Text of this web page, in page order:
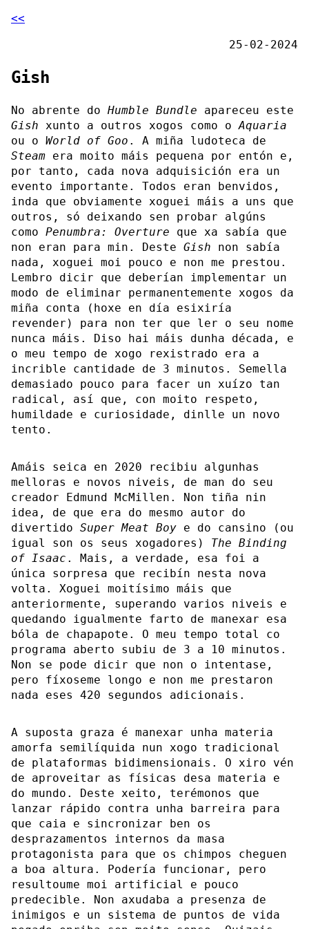
<<
25-02-2024
Gish
No abrente do Humble Bundle apareceu este
Gish xunto a outros xogos como oAquaria
ou o World of Goo . A miña ludoteca de
Steam era moito máis pequena por entón e,
por tanto, cada nova adquisición era un
evento importante. Todos eran benvidos,
inda que obviamente xoguei máis a uns que
outros, só deixando sen probar algúns
como Penumbra: Overture que xa sabía que
non eran para min. Deste Gish non sabía
nada, xoguei moi pouco e non me prestou.
Lembro dicir que deberían implementar un
modo de eliminar permanentemente xogos da
miña conta (hoxe en día esixiría
revender) para non ter que ler o seu nome
nunca máis. Diso hai máis dunha década, e
o meu tempo de xogo rexistrado era a
incrible cantidade de 3 minutos. Semella
demasiado pouco para facer un xuízo tan
radical, así que, con moito respeto,
humildade e curiosidade, dinlle un novo
tento.
Amáis seica en 2020 recibiu algunhas
melloras e novos niveis, de man do seu
creador Edmund McMillen. Non tiña nin
idea, de que era do mesmo autor do
divertido Super Meat Boy e do cansino (ou
igual son os seus xogadores) The Binding
of Isaac . Mais, a verdade, esa foi a
única sorpresa que recibín nesta nova
volta. Xoguei moitísimo máis que
anteriormente, superando varios niveis e
quedando igualmente farto de manexar esa
bóla de chapapote. O meu tempo total co
programa aberto subiu de 3 a 10 minutos.
Non se pode dicir que non o intentase,
pero fíxoseme longo e non me prestaron
nada eses 420 segundos adicionais.
A suposta graza é manexar unha materia
amorfa semilíquida nun xogo tradicional
de plataformas bidimensionais. O xiro vén
de aproveitar as físicas desa materia e
do mundo. Deste xeito, terémonos que
lanzar rápido contra unha barreira para
que caia e sincronizar ben os
desprazamentos internos da masa
protagonista para que os chimpos cheguen
a boa altura. Podería funcionar, pero
resultoume moi artificial e pouco
predecible. Non axudaba a presenza de
inimigos e un sistema de puntos de vida